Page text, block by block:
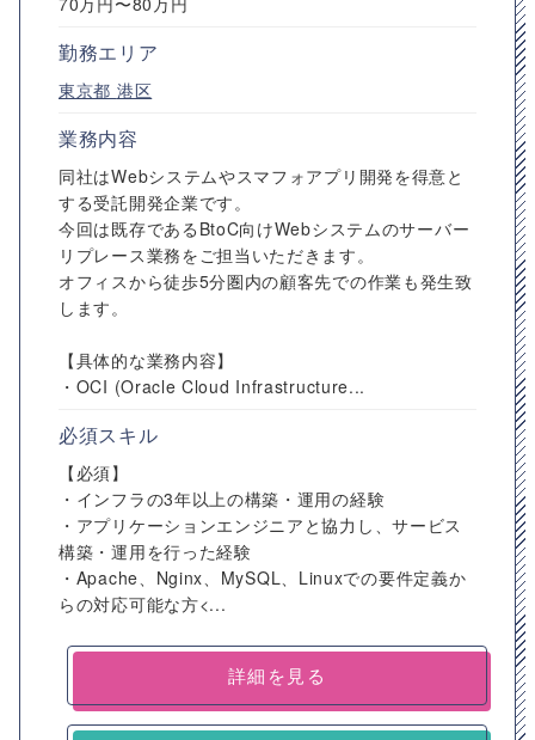
勤務エリア
東京都 港区
業務内容
同社はWebシステムやスマフォアプリ開発を得意と
する受託開発企業です。
今回は既存であるBtoC向けWebシステムのサーバー
リプレース業務をご担当いただきます。
オフィスから徒歩5分圏内の顧客先での作業も発生致
します。
【具体的な業務内容】
・OCI (Oracle Cloud Infrastructure...
必須スキル
【必須】
・インフラの3年以上の構築・運用の経験
・アプリケーションエンジニアと協力し、サービス
構築・運用を行った経験
・Apache、Nginx、MySQL、Linuxでの要件定義か
らの対応可能な方<...
詳細を見る